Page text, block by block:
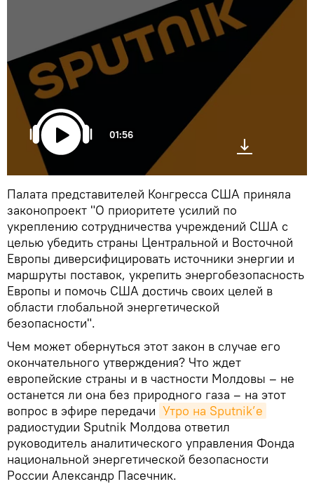
01:56
Палата представителей Конгресса США приняла
законопроект "О приоритете усилий по
укреплению сотрудничества учреждений США с
целью убедить страны Центральной и Восточной
Европы диверсифицировать источники энергии и
маршруты поставок, укрепить энергобезопасность
Европы и помочь США достичь своих целей в
области глобальной энергетической
безопасности".
Чем может обернуться этот закон в случае его
окончательного утверждения? Что ждет
европейские страны и в частности Молдовы – не
останется ли она без природного газа – на этот
вопрос в эфире передачи Утро на Sputnik’e
радиостудии Sputnik Молдова ответил
руководитель аналитического управления Фонда
национальной энергетической безопасности
России Александр Пасечник.